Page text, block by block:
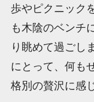
歩やピクニック
も木陰のベンチ
り眺めて過ごし
にとって、何も
格別の贅沢に感